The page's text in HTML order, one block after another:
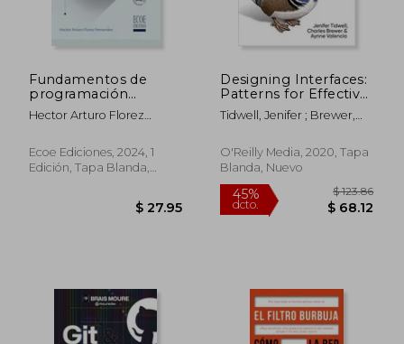
dcto. $ 69.77 dcto. $
Fundamentos de
programación
competitiva
Hector Arturo Florez
Ecoe Ediciones, 2024, 1
Edición, Tapa Blanda,
Designing Interfaces:
Patterns for Effective
Interaction Design
(en Inglés)
Tidwell, Jenifer ; Brewer,
O'Reilly Media, 2020, Tapa
Blanda, Nuevo